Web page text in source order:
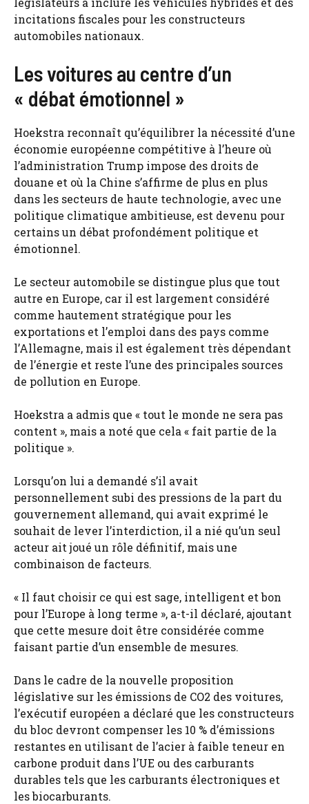
incitations fiscales pour les constructeurs
automobiles nationaux.
Les voitures au centre d’un
« débat émotionnel »
Hoekstra reconnaît qu’équilibrer la nécessité d’une
économie européenne compétitive à l’heure où
l’administration Trump impose des droits de
douane et où la Chine s’affirme de plus en plus
dans les secteurs de haute technologie, avec une
politique climatique ambitieuse, est devenu pour
certains un débat profondément politique et
émotionnel.
Le secteur automobile se distingue plus que tout
autre en Europe, car il est largement considéré
comme hautement stratégique pour les
exportations et l’emploi dans des pays comme
l’Allemagne, mais il est également très dépendant
de l’énergie et reste l’une des principales sources
de pollution en Europe.
Hoekstra a admis que « tout le monde ne sera pas
content », mais a noté que cela « fait partie de la
politique ».
Lorsqu’on lui a demandé s’il avait
personnellement subi des pressions de la part du
gouvernement allemand, qui avait exprimé le
souhait de lever l’interdiction, il a nié qu’un seul
acteur ait joué un rôle définitif, mais une
combinaison de facteurs.
« Il faut choisir ce qui est sage, intelligent et bon
pour l’Europe à long terme », a-t-il déclaré, ajoutant
que cette mesure doit être considérée comme
faisant partie d’un ensemble de mesures.
Dans le cadre de la nouvelle proposition
législative sur les émissions de CO2 des voitures,
l’exécutif européen a déclaré que les constructeurs
du bloc devront compenser les 10 % d’émissions
restantes en utilisant de l’acier à faible teneur en
carbone produit dans l’UE ou des carburants
durables tels que les carburants électroniques et
les biocarburants.